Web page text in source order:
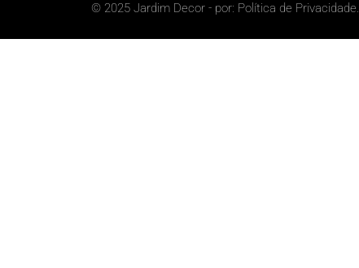
© 2025 Jardim Decor - por: Política de Privacidade.